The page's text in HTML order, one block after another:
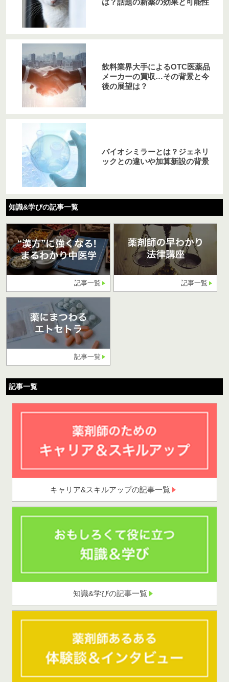
飲料業界大手によるOTC医薬品
メーカーの買収…その背景と今
後の展望は？
バイオシミラーとは？ジェネリ
ックとの違いや加算新設の背景
知識&学びの記事一覧
記事一覧 記事一覧
記事一覧
記事一覧
キャリア&スキルアップの記事一覧
知識&学びの記事一覧